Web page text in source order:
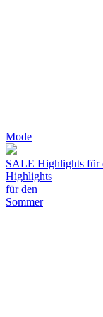
Mode
SALE Highlights für
Highlights
für den
Sommer